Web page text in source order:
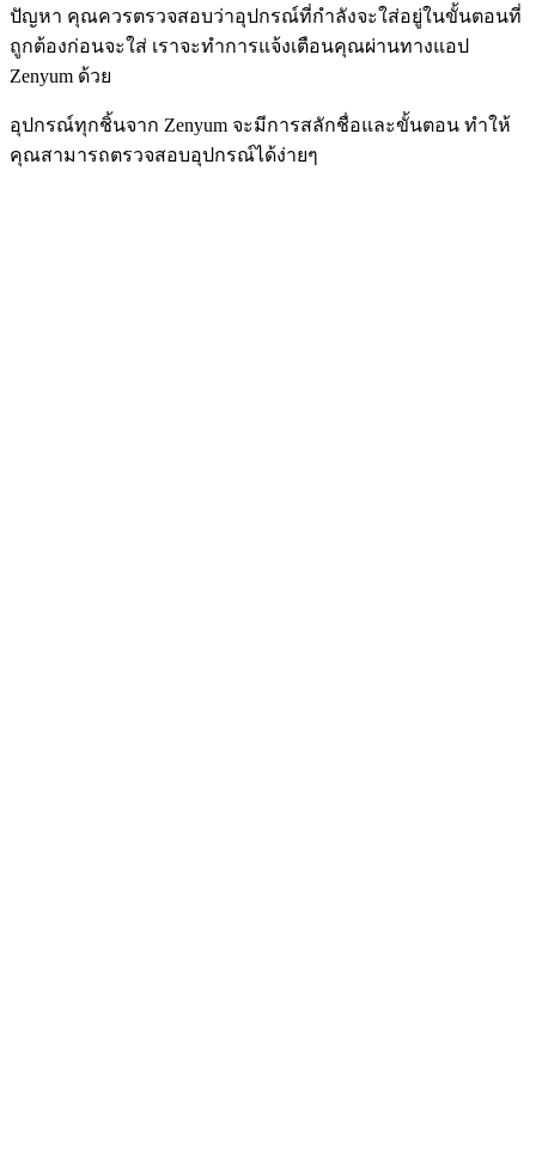
ปัญหา คุณควรตรวจสอบว่าอุปกรณ์ที่กำลังจะใส่อยู่ในขั้นตอนที่
ถูกต้องก่อนจะใส่ เราจะทำการแจ้งเตือนคุณผ่านทางแอป
Zenyum ด้วย
อุปกรณ์ทุกชิ้นจาก Zenyum จะมีการสลักชื่อและขั้นตอน ทำให้
คุณสามารถตรวจสอบอุปกรณ์ได้ง่ายๆ